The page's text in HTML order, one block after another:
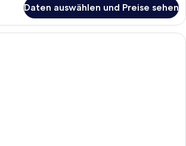
Daten auswählen und Preise sehen